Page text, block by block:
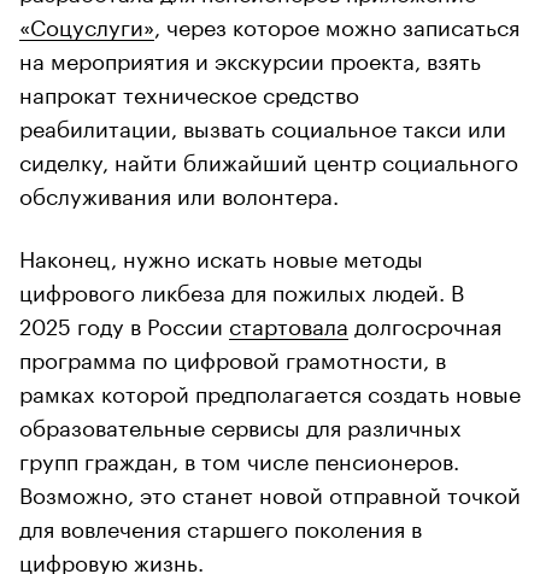
«Соцуслуги» , через которое можно записаться
на мероприятия и экскурсии проекта, взять
напрокат техническое средство
реабилитации, вызвать социальное такси или
сиделку, найти ближайший центр социального
обслуживания или волонтера.
Наконец, нужно искать новые методы
цифрового ликбеза для пожилых людей. В
2025 году в России стартовала долгосрочная
программа по цифровой грамотности, в
рамках которой предполагается создать новые
образовательные сервисы для различных
групп граждан, в том числе пенсионеров.
Возможно, это станет новой отправной точкой
для вовлечения старшего поколения в
цифровую жизнь.